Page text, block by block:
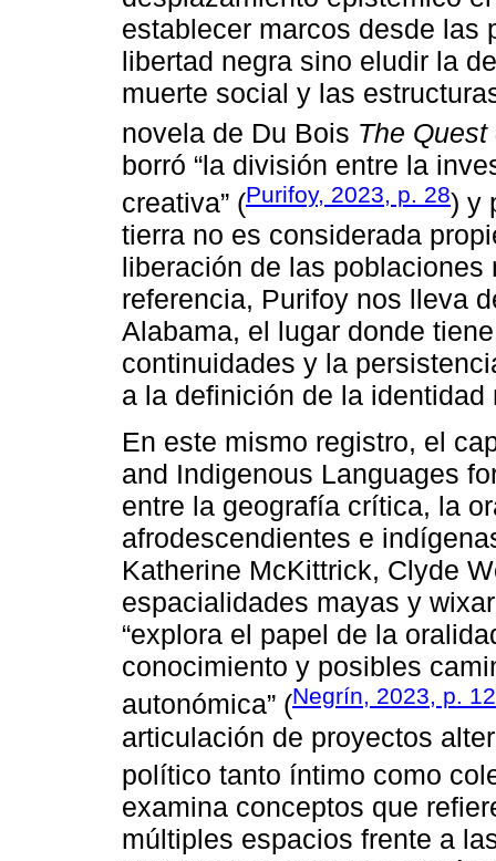
establecer marcos desde las
libertad negra sino eludir la
muerte social y las
novela de Du Bois The
borró “la división entre la
creativa” (Purifoy, 2023, p. 28) y
tierra no es considerada
liberación de las
referencia, Purifoy nos lleva
Alabama, el lugar donde
continuidades y la
a la definición de la identidad
En este mismo registro, el
and Indigenous Languages
entre la geografía crítica, la
afrodescendientes e
Katherine McKittrick, Clyde
espacialidades mayas y
“explora el papel de la
conocimiento y posibles
autonómica” (Negrín, 2023, p.
articulación de proyectos
político tanto íntimo como
examina conceptos que
múltiples espacios frente a